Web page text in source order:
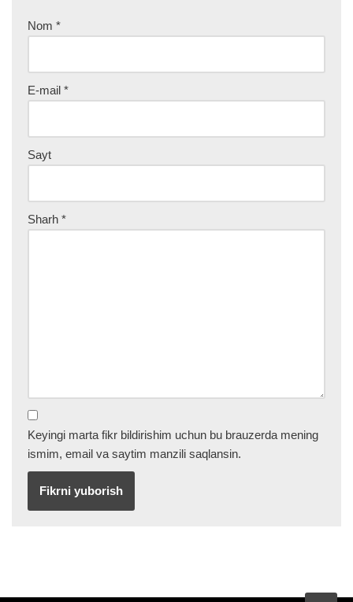
Nom *
E-mail *
Sayt
Sharh *
Keyingi marta fikr bildirishim uchun bu brauzerda mening
ismim, email va saytim manzili saqlansin.